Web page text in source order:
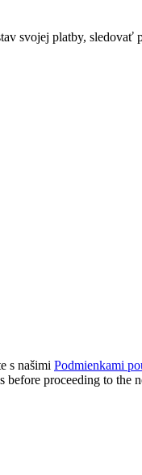
svojej platby,
s našimi Podmienkami
before proceeding to the